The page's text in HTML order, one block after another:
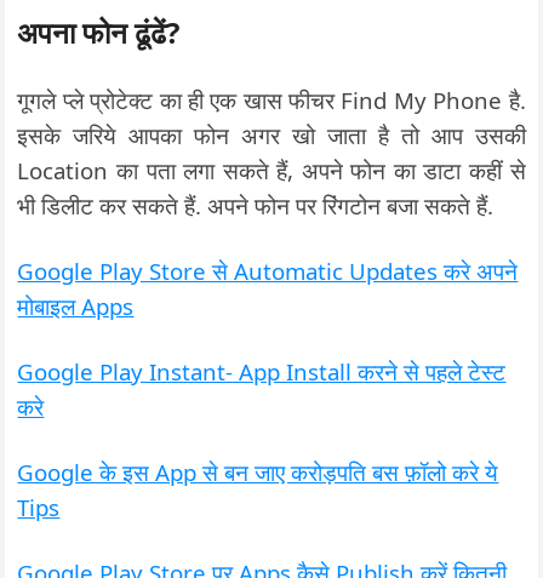
अपना फोन ढूंढें?
गूगले प्ले प्रोटेक्ट का ही एक खास फीचर Find My Phone है.
इसके जरिये आपका फोन अगर खो जाता है तो आप उसकी
Location का पता लगा सकते हैं, अपने फोन का डाटा कहीं से
भी डिलीट कर सकते हैं. अपने फोन पर रिंगटोन बजा सकते हैं.
Google Play Store से Automatic Updates करे अपने
मोबाइल Apps
Google Play Instant- App Install करने से पहले टेस्ट
करे
Google के इस App से बन जाए करोड़पति बस फ़ॉलो करे ये
Tips